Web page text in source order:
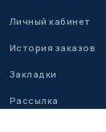
Личный кабинет
История заказов
Закладки
Рассылка